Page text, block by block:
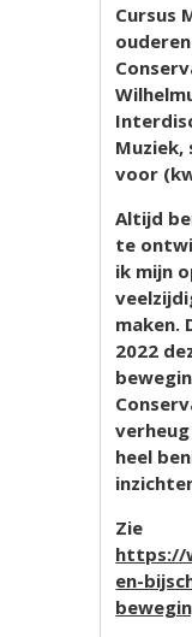
Cursus
Muziek,
voor
Altijd
te
ik mijn
maken.
2022
heel
Zie
https://
en-